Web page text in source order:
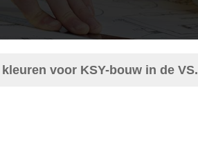
voor KSY-bouw in de VS.